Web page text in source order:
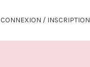
CONNEXION / INSCRIPTION